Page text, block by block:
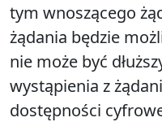
tym wnoszącego
żądania będzie
nie może być
wystąpienia z
dostępności